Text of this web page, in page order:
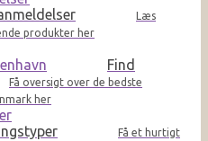
Læs
produkter her
Find
Få oversigt over de bedste
her
Få et hurtigt